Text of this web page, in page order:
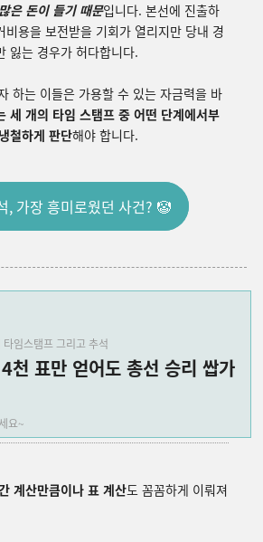
은 돈이 들기 때문입니다. 본선에 진출하
비용을 보전받을 기회가 열리지만 당내 경
잃는 경우가 허다합니다.
하는 이들은 가용할 수 있는 자금력을 바
세 개의 타임 스탬프 중 어떤 단계에서부
철하게 판단해야 합니다.
, 가장 흥미로웠던 사건? 🤡
임스탬프 그리고 추석
천 표만 얻어도 총선 승리 쌉가
요~
계산만큼이나 표 계산도 꼼꼼하게 이뤄져